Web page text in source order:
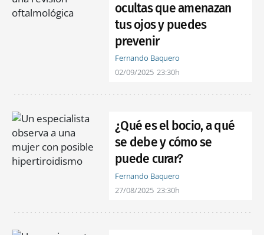
ocultas que amenazan
tus ojos y puedes
prevenir
Fernando Baquero
02/09/2025 23:30h
¿Qué es el bocio, a qué
se debe y cómo se
puede curar?
Fernando Baquero
27/08/2025 23:30h